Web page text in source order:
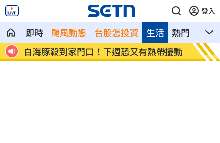
登入
即時 颱風動態 台股怎投資 熱門 影音
生活
動
自稱台大學姐遭追問 姜厚任女友回應了 聽一